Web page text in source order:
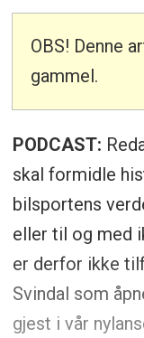
OBS! Denne
gammel.
PODCAST:
skal formidle
bilsportens
eller til og med
er derfor ikke
Svindal som
gjest i vår